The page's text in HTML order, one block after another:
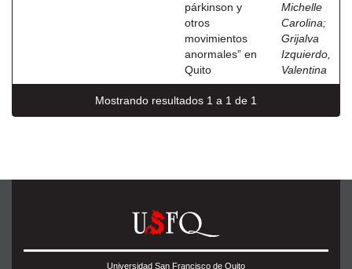
párkinson y
otros
movimientos
anormales” en
Quito
Michelle
Carolina;
Grijalva
Izquierdo,
Valentina
Mostrando resultados 1 a 1 de 1
Universidad San Francisco de Quito